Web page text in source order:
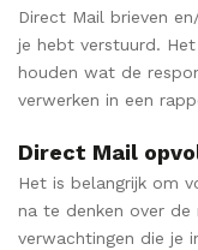
Direct Mail brieven
je hebt verstuurd.
houden wat de
verwerken in een
Direct Mail
Het is belangrijk om
na te denken over
verwachtingen die je